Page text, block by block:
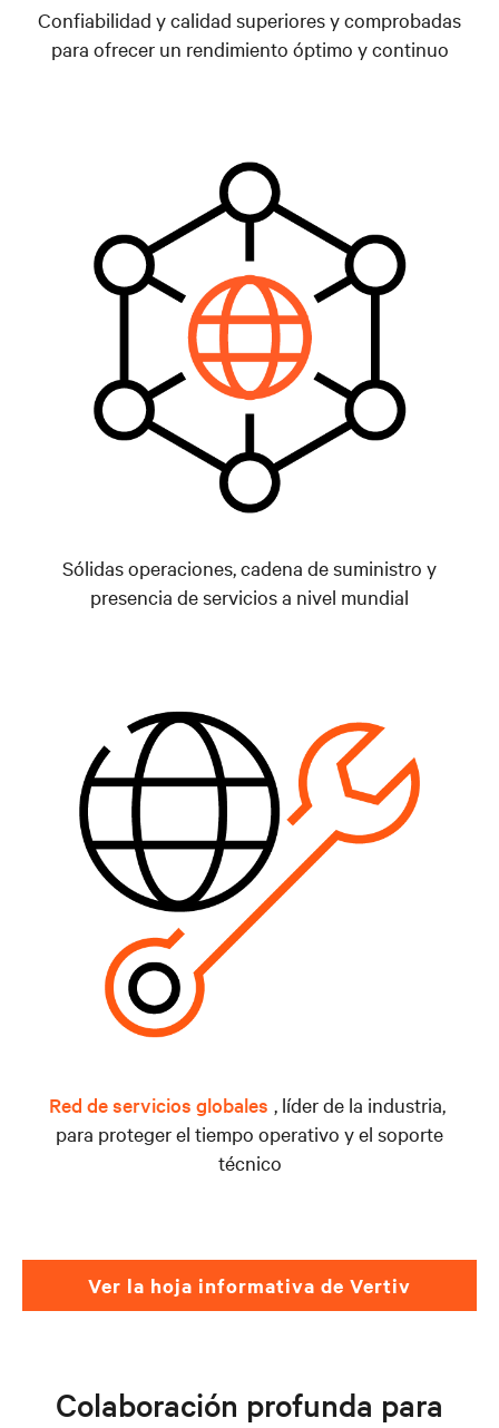
Confiabilidad y calidad superiores y comprobadas
para ofrecer un rendimiento óptimo y continuo
Sólidas operaciones, cadena de suministro y
presencia de servicios a nivel mundial
Red de servicios globales , líder de la industria,
para proteger el tiempo operativo y el soporte
técnico
Ver la hoja informativa de Vertiv
Colaboración profunda para